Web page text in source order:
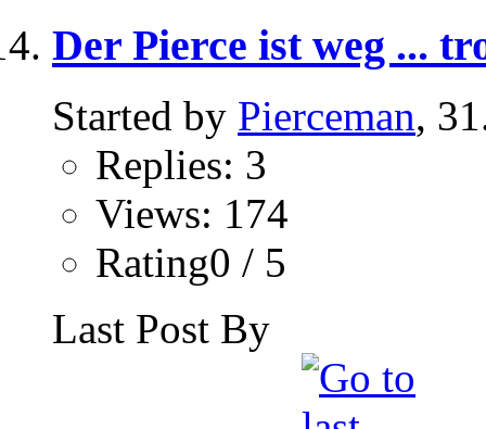
Der Pierce ist weg ...
Started by Pierceman,
Replies: 3
Views: 174
Rating0 / 5
Last Post By